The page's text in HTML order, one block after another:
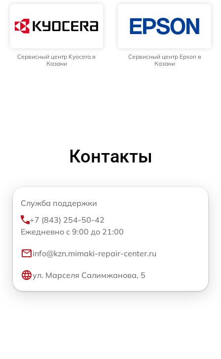
Сервисный центр Kyocera в
Казани
Сервисный центр Epson в
Казани
Контакты
Служба поддержки
+7 (843) 254-50-42
Ежедневно с 9:00 до 21:00
info@kzn.mimaki-repair-center.ru
ул. Марселя Салимжанова, 5